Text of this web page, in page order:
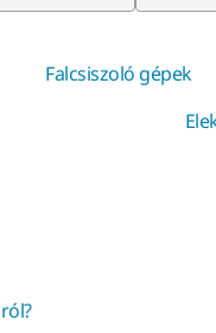
Falcsiszoló gépek